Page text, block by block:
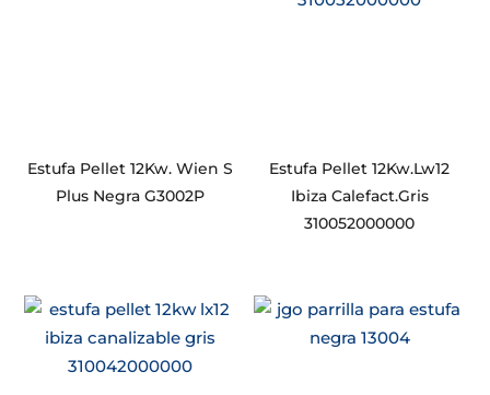
Estufa Pellet 12Kw. Wien S
Plus Negra G3002P
Estufa Pellet 12Kw.Lw12
Ibiza Calefact.Gris
310052000000